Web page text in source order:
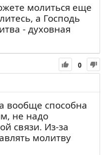
молиться еще
а Господь
- духовная
0
вообще способна
не надо
связи. Из-за
молитву